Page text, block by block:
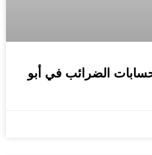
الضرائب في أبو